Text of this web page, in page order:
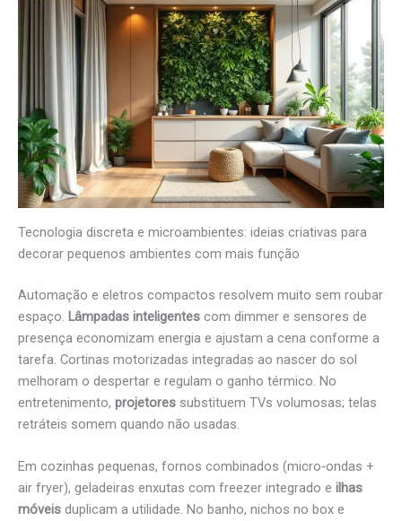
Tecnologia discreta e microambientes: ideias criativas para
decorar pequenos ambientes com mais função
Automação e eletros compactos resolvem muito sem roubar
espaço. Lâmpadas inteligentes com dimmer e sensores de
presença economizam energia e ajustam a cena conforme a
tarefa. Cortinas motorizadas integradas ao nascer do sol
melhoram o despertar e regulam o ganho térmico. No
entretenimento, projetores substituem TVs volumosas; telas
retráteis somem quando não usadas.
Em cozinhas pequenas, fornos combinados (micro‑ondas +
air fryer), geladeiras enxutas com freezer integrado e ilhas
móveis duplicam a utilidade. No banho, nichos no box e